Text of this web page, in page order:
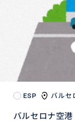
ESP バルセ
バルセロナ空